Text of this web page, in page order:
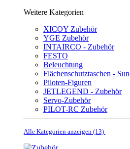
Weitere Kategorien
XICOY Zubehör
YGE Zubehör
INTAIRCO - Zubehör
FESTO
Beleuchtung
Flächenschutztaschen -
Piloten-Figuren
JETLEGEND - Zubehör
Servo-Zubehör
PILOT-RC Zubehör
Alle Kategorien anzeigen (13)